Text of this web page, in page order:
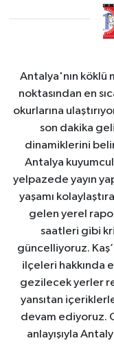
Antalya'nın köklü
noktasından en
okurlarına
son dakika
dinamiklerini
Antalya
yelpazede yayın
yaşamı
gelen yerel
saatleri gibi
güncelliyoruz.
ilçeleri hakkında
gezilecek yerler
yansıtan
devam ediyoruz.
anlayışıyla